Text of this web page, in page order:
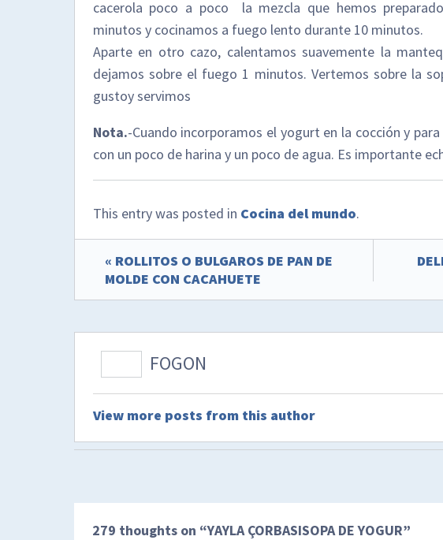
cacerola poco a poco la mezcla que hemos
minutos y cocinamos a fuego lento durante 10 minutos.
Aparte en otro cazo, calentamos suavemente la
dejamos sobre el fuego 1 minutos. Vertemos sobre la
gustoy servimos
Nota.-Cuando incorporamos el yogurt en la cocción y
con un poco de harina y un poco de agua. Es importante
This entry was posted in Cocina del mundo.
« ROLLITOS O BULGAROS DE PAN DE
MOLDE CON CACAHUETE
FOGON
View more posts from this author
279 thoughts on “YAYLA ÇORBASISOPA DE YOGUR”